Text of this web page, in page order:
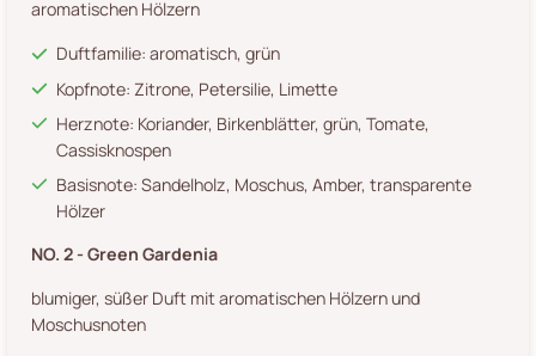
aromatischen Hölzern
Duftfamilie: aromatisch, grün
Kopfnote: Zitrone, Petersilie, Limette
Herznote: Koriander, Birkenblätter, grün, Tomate,
Cassisknospen
Basisnote: Sandelholz, Moschus, Amber, transparente
Hölzer
NO. 2 - Green Gardenia
blumiger, süßer Duft mit aromatischen Hölzern und
Moschusnoten